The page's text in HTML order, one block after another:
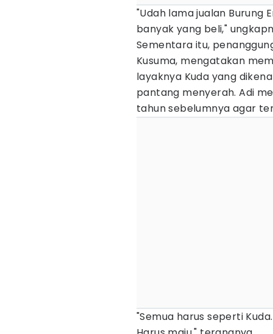
"Udah lama jualan Burung
banyak yang beli,"
Sementara itu,
Kusuma, mengatakan
layaknya Kuda yang
pantang menyerah. Adi
tahun sebelumnya agar
"Semua harus seperti